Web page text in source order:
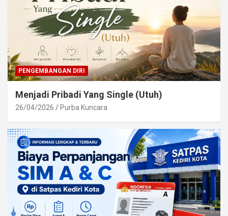
PENGEMBANGAN DIRI
Menjadi Pribadi Yang Single (Utuh)
26/04/2026 Purba Kuncara